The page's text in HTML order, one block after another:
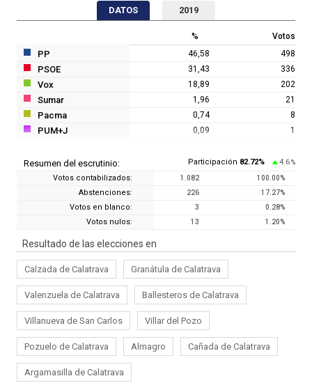
DATOS 2019
% Votos
PP 46,58 498
PSOE 31,43 336
Vox 18,89 202
Sumar 1,96 21
Pacma 0,74 8
PUM+J 0,09 1
Resumen del escrutinio: Participación 82.72% 4.6 %
Votos contabilizados: 1.082 100.00%
Abstenciones: 226 17.27%
Votos en blanco: 3 0.28%
Votos nulos: 13 1.20%
Resultado de las elecciones en
Calzada de Calatrava Granátula de Calatrava
Valenzuela de Calatrava Ballesteros de Calatrava
Villanueva de San Carlos Villar del Pozo
Pozuelo de Calatrava Almagro Cañada de Calatrava
Argamasilla de Calatrava